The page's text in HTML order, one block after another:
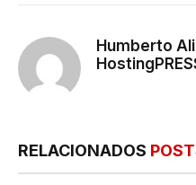
Humberto
RELACIONADOS